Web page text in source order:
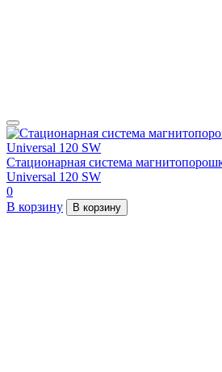
Стационарная система
Universal 120 SW
0
В корзину
В корзину